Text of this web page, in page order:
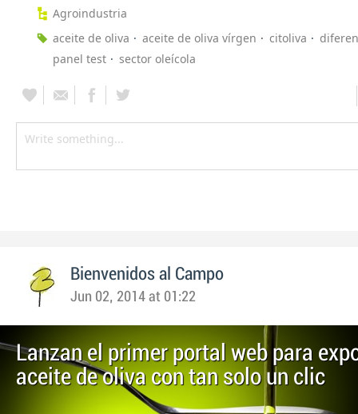
Agroindustria
aceite de oliva
aceite de oliva vírgen citoliva
panel test
sector oleícola
Bienvenidos al Campo
Jun 02, 2014 at 01:22
Lanzan el primer portal web para
aceite de oliva con tan solo un clic